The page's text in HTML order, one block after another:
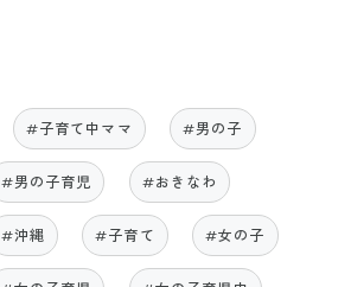
#子育て中ママ #男の子
#男の子育児 #おきなわ
#沖縄 #子育て #女の子